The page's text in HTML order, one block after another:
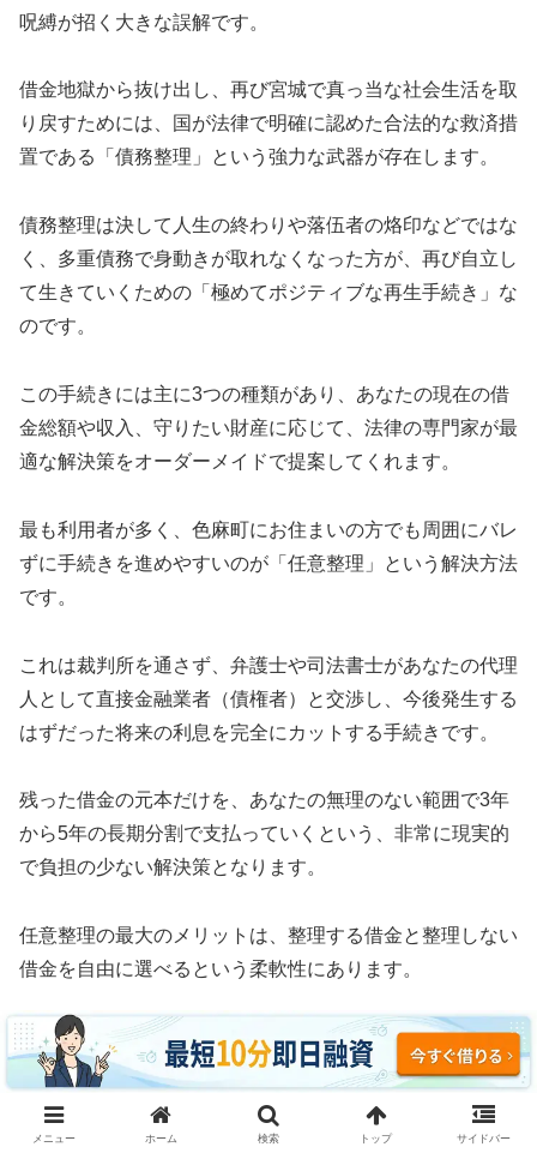
呪縛が招く大きな誤解です。
借金地獄から抜け出し、再び宮城で真っ当な社会生活を取
り戻すためには、国が法律で明確に認めた合法的な救済措
置である「債務整理」という強力な武器が存在します。
債務整理は決して人生の終わりや落伍者の烙印などではな
く、多重債務で身動きが取れなくなった方が、再び自立し
て生きていくための「極めてポジティブな再生手続き」な
のです。
この手続きには主に3つの種類があり、あなたの現在の借
金総額や収入、守りたい財産に応じて、法律の専門家が最
適な解決策をオーダーメイドで提案してくれます。
最も利用者が多く、色麻町にお住まいの方でも周囲にバレ
ずに手続きを進めやすいのが「任意整理」という解決方法
です。
これは裁判所を通さず、弁護士や司法書士があなたの代理
人として直接金融業者（債権者）と交渉し、今後発生する
はずだった将来の利息を完全にカットする手続きです。
残った借金の元本だけを、あなたの無理のない範囲で3年
から5年の長期分割で支払っていくという、非常に現実的
で負担の少ない解決策となります。
任意整理の最大のメリットは、整理する借金と整理しない
借金を自由に選べるという柔軟性にあります。
例えば、車のローンや住宅ローン、あるいは保証人に迷惑
がかかる奨学金などはそのまま支払い続け、消費者金融や
クレジットカードのリボ払いだけを対象にして利息をゼロ
にすることが可能です。
メニュー ホーム 検索 トップ サイドバー